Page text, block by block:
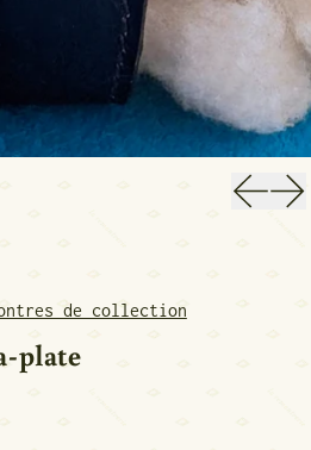
de collection
plate